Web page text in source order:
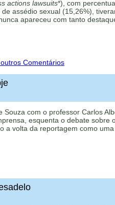
actions lawsuits*), com
assédio sexual (15,26%),
apareceu com tanto
Comentários
com o professor Carlos
esquenta o debate sobre
a volta da reportagem como